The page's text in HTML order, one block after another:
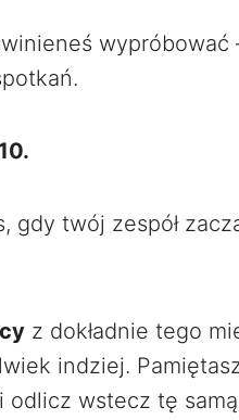
wypróbować
gdy twój zespół
z dokładnie tego
indziej.
odlicz wstecz tę